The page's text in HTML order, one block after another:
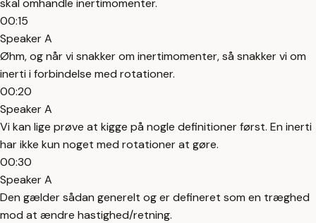
skal omhandle inertimomenter.
00:15
Speaker A
Øhm, og når vi snakker om inertimomenter, så snakker vi om
inerti i forbindelse med rotationer.
00:20
Speaker A
Vi kan lige prøve at kigge på nogle definitioner først. En inerti
har ikke kun noget med rotationer at gøre.
00:30
Speaker A
Den gælder sådan generelt og er defineret som en træghed
mod at ændre hastighed/retning.